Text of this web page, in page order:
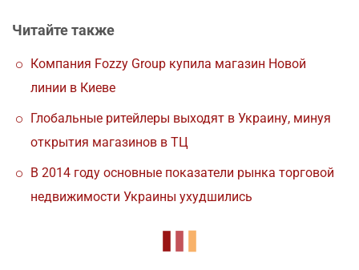
Читайте также
Компания Fozzy Group купила магазин Новой
линии в Киеве
Глобальные ритейлеры выходят в Украину, минуя
открытия магазинов в ТЦ
В 2014 году основные показатели рынка торговой
недвижимости Украины ухудшились